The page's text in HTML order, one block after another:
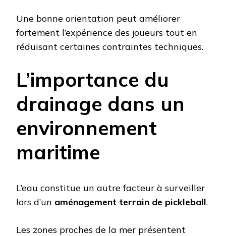
Une bonne orientation peut améliorer
fortement l’expérience des joueurs tout en
réduisant certaines contraintes techniques.
L’importance du
drainage dans un
environnement
maritime
L’eau constitue un autre facteur à surveiller
lors d’un aménagement terrain de pickleball.
Les zones proches de la mer présentent